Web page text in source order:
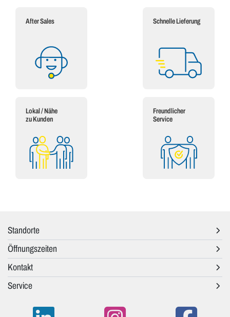
After Sales Schnelle Lieferung
Lokal / Nähe
zu Kunden
Freundlicher
Service
Standorte
Öffnungszeiten
Kontakt
Service